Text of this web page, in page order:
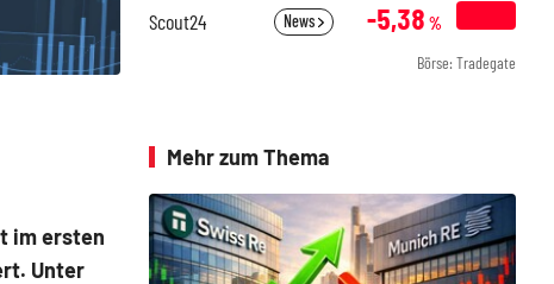
im ersten
Unter
Scout24 News -5,38 %
Börse: Tradegate
Mehr zum Thema